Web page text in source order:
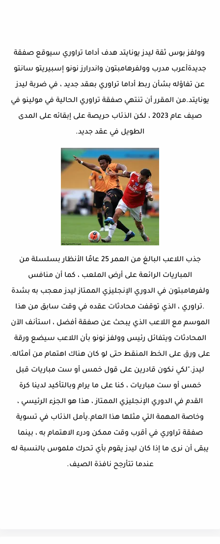
وولفز بوس ثقة ليدز يونايتد هدف أداما تراوري سيوقع صفقة
جديدةأعرب مدرب وولفرهامبتون واندرارز نونو إسبيريتو سانتو
عن تفاؤله بشأن ربط أداما تراوري بعقد جديد ، في ضربة ليدز
يونايتد.من المقرر أن تنتهي صفقة تراوري الحالية في مولينو في
صيف عام 2023 ، لكن الذئاب حريصة على إبقائه على المدى
الطويل في عقد جديد.
جذب اللاعب البالغ من العمر 25 عامًا الأنظار بسلسلة من
المباريات الرائعة على أرض الملعب ، كما أن منافس
ولفرهامبتون في الدوري الإنجليزي الممتاز ليدز معجب به بشدة
.تراوري ، الذي توقفت محادثات عقده في وقت سابق من هذا
الموسم مع اللاعب الذي يبحث عن صفقة أفضل ، استأنف الآن
المحادثات ويتفائل رئيس وولفز نونو بأن اللاعب سيضع ورقة
على ورق على الخط المنقط حتى لو كان هناك اهتمام من أمثاله.
ليدز."لكي نكون قادرين على قول خمس أو ست مباريات قبل
خمس أو ست مباريات ، كنا على ما يرام وبالتأكيد لدينا كرة
القدم في الدوري الإنجليزي الممتاز ، هذا هو الجزء الرئيسي ،
وخاصة المهمة التي مثلها هذا العام.يأمل الذئاب في تسوية
صفقة تراوري في أقرب وقت ممكن ودرء الاهتمام به ، بينما
يبقى أن نرى ما إذا كان ليدز يقوم بأي تحرك ملموس بالنسبة له
عندما تتأرجح نافذة الصيف.